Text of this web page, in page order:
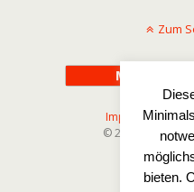
Zum
Mobil
Impressum-
© 2025
bieten.